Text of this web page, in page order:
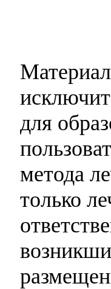
для
метода
только